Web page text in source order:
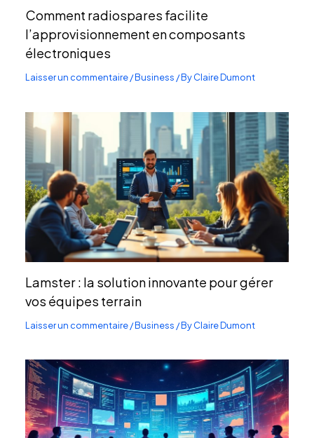
Comment radiospares facilite
l’approvisionnement en composants
électroniques
Laisser un commentaire/Business / ByClaire Dumont
Lamster : la solution innovante pour gérer
vos équipes terrain
Laisser un commentaire/Business / ByClaire Dumont